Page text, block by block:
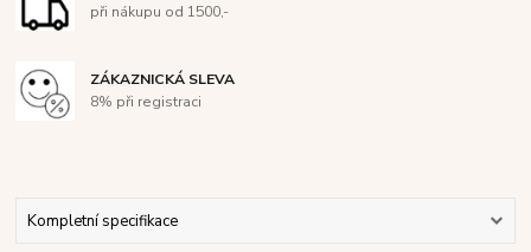
při nákupu od 1500,-
ZÁKAZNICKÁ SLEVA
8% při registraci
Kompletní specifikace